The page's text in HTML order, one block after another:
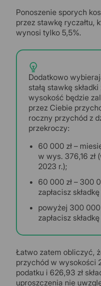
Ponoszenie sporych
przez stawkę ryczałtu,
wynosi tylko 5,5%.
Dodatkowo
stałą stawkę
wysokość będzie
przez Ciebie
roczny przychód z
przekroczy:
60 000 zł –
w wys. 376,16 zł
2023 r.);
60 000 zł – 300
zapłacisz
powyżej 300 000
zapłacisz
Łatwo zatem obliczyć,
przychód w wysokości
podatku i 626,93 zł
uproszczenia nie